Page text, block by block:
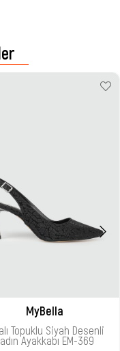
MyBella
Topuklu Siyah Desenli
Ayakkabı EM-369